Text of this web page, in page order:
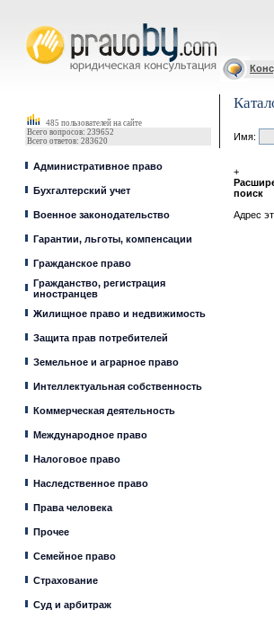
485 пользователей на сайте
Всего вопросов: 239652
Всего ответов: 283620
Административное право
Бухгалтерский учет
Военное законодательство
Гарантии, льготы, компенсации
Гражданское право
Гражданство, регистрация
иностранцев
Жилищное право и недвижимость
Защита прав потребителей
Земельное и аграрное право
Интеллектуальная собственность
Коммерческая деятельность
Международное право
Налоговое право
Наследственное право
Права человека
Прочее
Семейное право
Страхование
Суд и арбитраж
Имя:
+
поиск
Адрес